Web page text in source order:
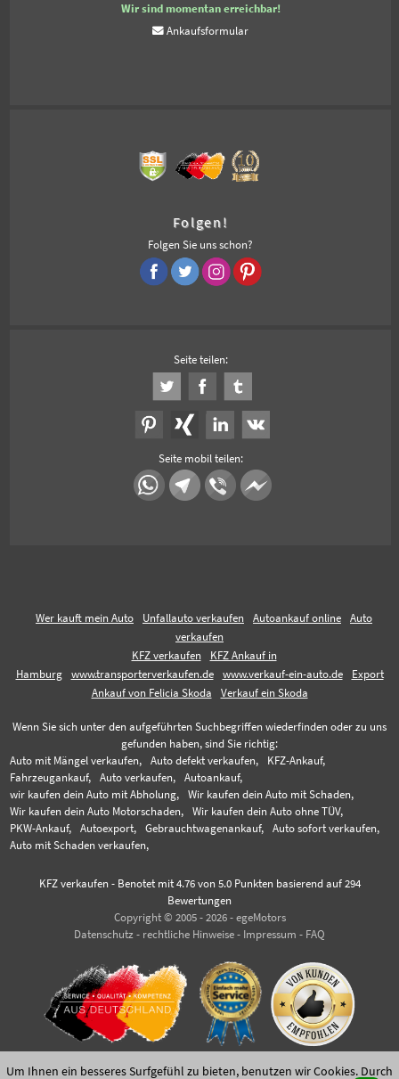
Wir sind momentan erreichbar!
Ankaufsformular
Folgen!
Folgen Sie uns schon?
Seite teilen:
Seite mobil teilen:
Wer kauft mein Auto Unfallauto verkaufen Autoankauf online
Auto
verkaufen
KFZ verkaufen
KFZ Ankauf in
Hamburg
www.transporterverkaufen.de www.verkauf-ein-auto.de
Export
Ankauf von Felicia Skoda
Verkauf ein Skoda
Wenn Sie sich unter den aufgeführten Suchbegriffen wiederfinden oder zu uns
gefunden haben, sind Sie richtig:
Auto mit Mängel verkaufen,
Auto defekt verkaufen,
KFZ-Ankauf,
Fahrzeugankauf,
Auto verkaufen,
Autoankauf,
wir kaufen dein Auto mit Abholung,
Wir kaufen dein Auto mit Schaden,
Wir kaufen dein Auto Motorschaden,
Wir kaufen dein Auto ohne TÜV,
PKW-Ankauf,
Autoexport, Gebrauchtwagenankauf,
Auto sofort verkaufen,
Auto mit Schaden verkaufen,
KFZ verkaufen- Benotet mit 4.76von 5.0 Punkten basierend auf 294
Bewertungen
Copyright © 2005 - 2026 - egeMotors
Datenschutz - rechtliche Hinweise - Impressum - FAQ
Um Ihnen ein besseres Surfgefühl zu bieten, benutzen wir Cookies. Durch